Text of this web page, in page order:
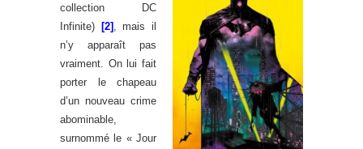
collection DC
Infinite)
[2]
, mais il
n’y apparaît pas
vraiment. On lui fait
porter le chapeau
d’un nouveau crime
abominable,
surnommé le « Jour